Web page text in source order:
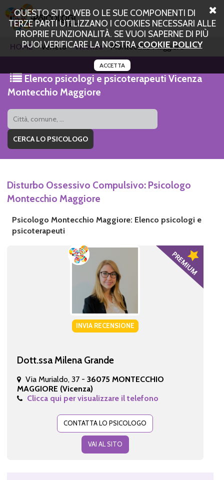
QUESTO SITO WEB O LE SUE COMPONENTI DI
TERZE PARTI UTILIZZANO I COOKIES NECESSARI ALLE
PROPRIE FUNZIONALITÀ. SE VUOI SAPERNE DI PIÙ
PUOI VERIFICARE LA NOSTRACOOKIE POLICY
ACCETTA
HOME Veneto Vicenza Montecchio Maggiore
Elenco psicologi e psicoterapeuti Vicenza
Montecchio Maggiore
Disturbo Ossessivo Compulsivo: Psicologo
Montecchio Maggiore
Psicologo Montecchio Maggiore: Elenco psicologi e
psicoterapeuti
INVIA RECENSIONE
Dott.ssa Milena Grande
Via Murialdo, 37 - 36075 MONTECCHIO
MAGGIORE (Vicenza)
Clicca qui per visualizzare il telefono
CONTATTA LO PSICOLOGO
VAI AL SITO